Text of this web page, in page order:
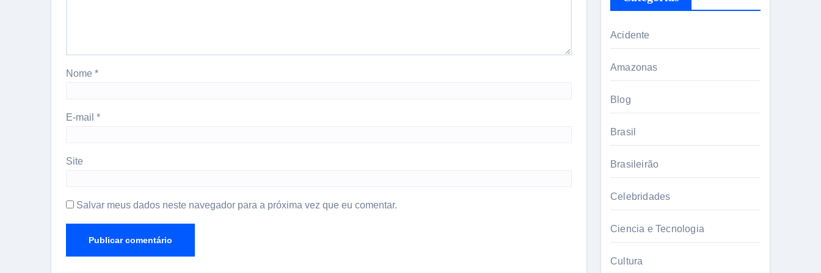
Nome *
E-mail *
Site
Salvar meus dados neste navegador para a próxima vez que eu comentar.
Acidente
Amazonas
Blog
Brasil
Brasileirão
Celebridades
Ciencia e Tecnologia
Cultura